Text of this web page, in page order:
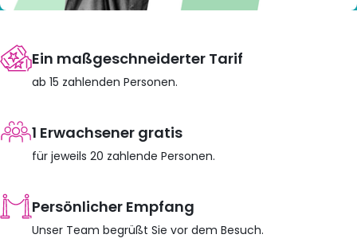
Ein maßgeschneiderter Tarif
ab 15 zahlenden Personen.
1 Erwachsener gratis
für jeweils 20 zahlende Personen.
Persönlicher Empfang
Unser Team begrüßt Sie vor dem Besuch.